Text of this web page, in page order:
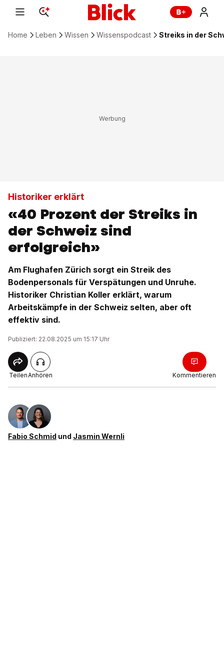
Home Leben Wissen Wissenspodcast Streiks in der
Historiker erklärt
«40 Prozent der Streiks in
der Schweiz sind
erfolgreich»
Am Flughafen Zürich sorgt ein Streik des
Bodenpersonals für Verspätungen und Unruhe.
Historiker Christian Koller erklärt, warum
Arbeitskämpfe in der Schweiz selten, aber oft
effektiv sind.
Publiziert: 22.08.2025 um 15:17 Uhr
TeilenAnhören Kommentieren
Fabio Schmid und Jasmin Wernli